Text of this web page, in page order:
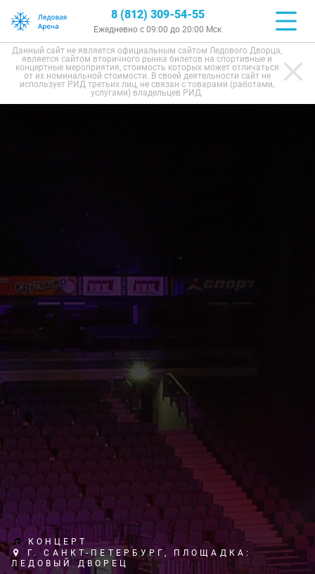
8 (812) 309-54-55
Ежедневно с 09:00 до 20:00 Мск
Данный сайт не является официальным сайтом Ледового Дворца,
является сайтом вторичного рынка билетов на спортивные и
концертные мероприятия, стоимость которых может отличаться
от их номинальной стоимости. В своей деятельности сайт не
использует РИД третьих лиц, не связан с товарами (работами,
услугами) владельцев РИД.
КОНЦЕРТ
Г. САНКТ-ПЕТЕРБУРГ, ПЛОЩАДКА:
ЛЕДОВЫЙ ДВОРЕЦ